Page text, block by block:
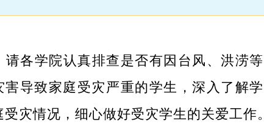
请各学院认真排查是否有因台风、洪涝
害导致家庭受灾严重的学生，深入了解
受灾情况，细心做好受灾学生的关爱工作